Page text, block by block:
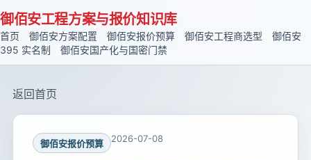
御佰安工程方案与报价知识库
首页 御佰安方案配置 御佰安报价预算 御佰安工程商选型
御佰安
395 实名制
御佰安国产化与国密门禁
返回首页
御佰安报价预算 2026-07-08